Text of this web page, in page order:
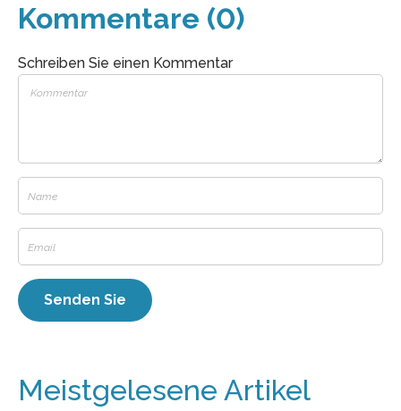
Kommentare (0)
Schreiben Sie einen Kommentar
Meistgelesene Artikel